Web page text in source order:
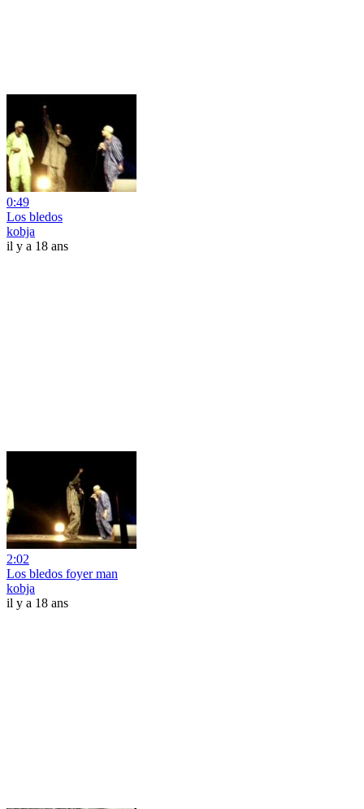
0:49
Los bledos
kobja
il y a 18 ans
2:02
Los bledos foyer man
kobja
il y a 18 ans